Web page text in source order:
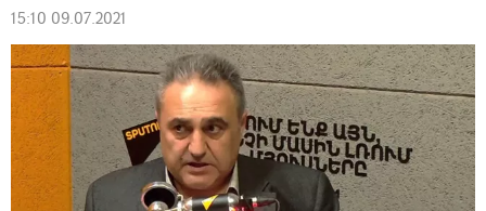
15:10 09.07.2021